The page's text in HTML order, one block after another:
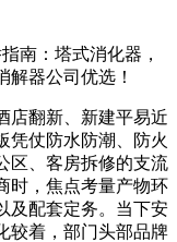
南：塔式消化器，
器公司优选！
翻新、新建平易近
凭仗防水防潮、防火
区、客房拆修的支流
时，焦点考量产物环
及配套定务。当下安
较着，部门头部品牌